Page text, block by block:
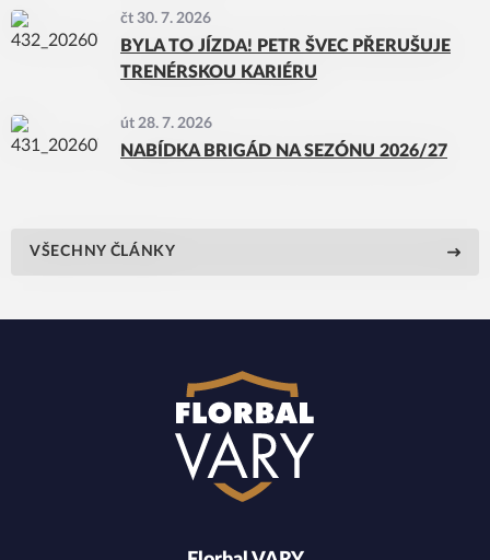
čt 30. 7. 2026
BYLA TO JÍZDA! PETR ŠVEC PŘERUŠUJE
TRENÉRSKOU KARIÉRU
út 28. 7. 2026
NABÍDKA BRIGÁD NA SEZÓNU 2026/27
VŠECHNY ČLÁNKY